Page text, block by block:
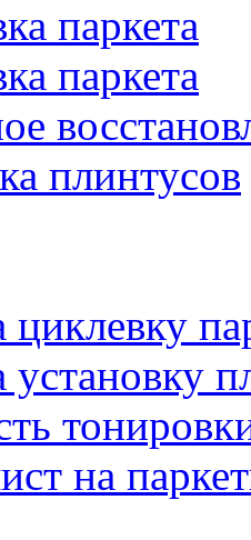
паркета
паркета
плинтусов
на